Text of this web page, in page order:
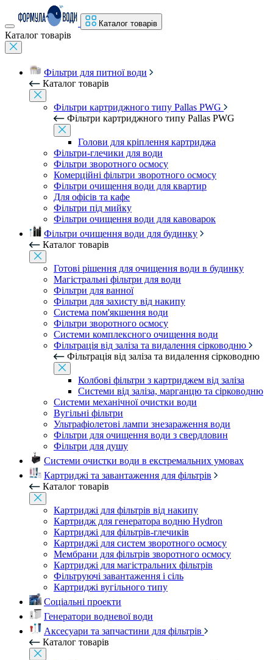
Каталог товарів
Каталог товарів
Фільтри для питної води
Каталог товарів
Фільтри картриджного типу Pallas PWG
Фільтри картриджного типу Pallas PWG
Голови для кріплення картриджа
Фільтри-глечики для води
Фільтри зворотного осмосу
Комерційні фільтри зворотного осмосу
Фільтри очищення води для квартир
Для офісів та кафе
Фільтри під мийку
Фільтри очищення води для кавоварок
Фільтри очищення води для будинку
Каталог товарів
Готові рішення для очищення води в будинку
Магістральні фільтри для води
Фільтри для ванної
Фільтри для захисту від накипу
Система пом'якшення води
Фільтри зворотного осмосу
Системи комплексного очищення води
Фільтрація від заліза та видалення сірководню
Фільтрація від заліза та видалення сірководню
Колбові фільтри з картриджем від заліза
Системи від заліза, марганцю та сірководню
Системи механічної очистки води
Вугільні фільтри
Ультрафіолетові лампи знезараження води
Фільтри для очищення води з свердловин
Фільтри для душу
Системи очистки води в екстремальних умовах
Картриджі та завантаження для фільтрів
Каталог товарів
Картриджі для фільтрів від накипу
Картридж для генератора водню Hydron
Картриджі для фільтрів-глечиків
Картриджі для систем зворотного осмосу
Мембрани для фільтрів зворотного осмосу
Картриджі для магістральних фільтрів
Фільтруючі завантаження і сіль
Картриджі вугільного типу
Соціальні проекти
Генератори водневої води
Аксесуари та запчастини для фільтрів
Каталог товарів